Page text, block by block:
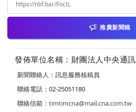
推廣新聞稿
發佈單位名稱：財團法人中央通
新聞聯絡人：訊息服務核稿員
聯絡電話：02-25051180
聯絡信箱： timtimcna@mail.cna.com.tw